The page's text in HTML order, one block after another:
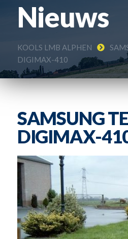
Nieuws
KOOLS LMB ALPHEN
DIGIMAX-410
SAMSUNG
DIGIMAX-